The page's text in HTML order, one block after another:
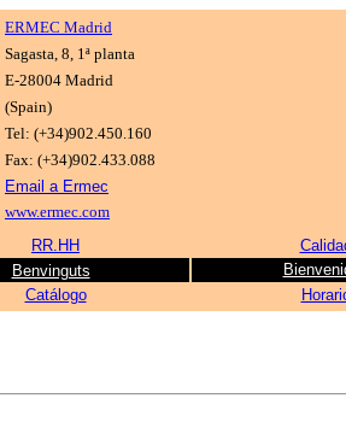
ERMEC Madrid
Sagasta, 8, 1ª planta
E-28004 Madrid
(Spain)
Tel: (+34)902.450.160
Fax: (+34)902.433.088
Email a Ermec
www.ermec.com
RR.HH
Benvinguts
Catálogo